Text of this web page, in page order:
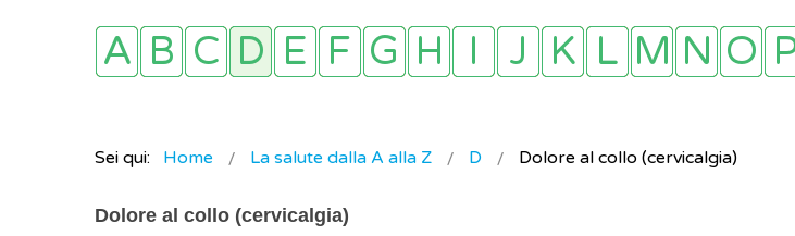
Sei qui: Home La salute dalla A alla Z D Dolore al collo (cervicalgia)
Dolore al collo (cervicalgia)